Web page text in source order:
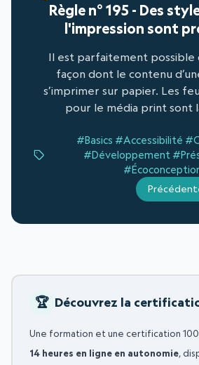
Règle n° 195 - Des
l'impression sont
Il est parfaitement possible
façon dont le contenu
s’imprimer sur papier. Les
pour le média print sont
#Basics #Accessibilité
#Développement
Découvrez la
Une formation et une certification
14 heures en ligne en autonomie,